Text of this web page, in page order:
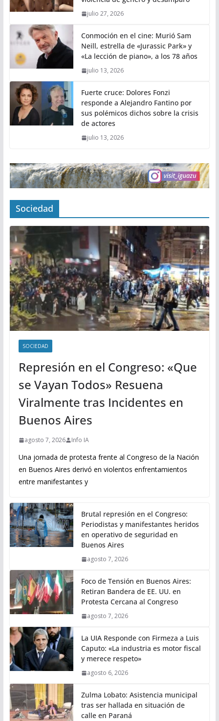
julio 27, 2026
Conmoción en el cine: Murió Sam
Neill, estrella de «Jurassic Park» y
«La lección de piano», a los 78 años
julio 13, 2026
Fuerte cruce: Dolores Fonzi
responde a Alejandro Fantino por
sus polémicos dichos sobre la crisis
de actores
julio 13, 2026
Sociedad
SOCIEDAD
Represión en el Congreso: «Que
se Vayan Todos» Resuena
Viralmente tras Incidentes en
Buenos Aires
agosto 7, 2026 Info IA
Una jornada de protesta frente al Congreso de la Nación
en Buenos Aires derivó en violentos enfrentamientos
entre manifestantes y
Brutal represión en el Congreso:
Periodistas y manifestantes heridos
en operativo de seguridad en
Buenos Aires
agosto 7, 2026
Foco de Tensión en Buenos Aires:
Retiran Bandera de EE. UU. en
Protesta Cercana al Congreso
agosto 7, 2026
La UIA Responde con Firmeza a Luis
Caputo: «La industria es motor fiscal
y merece respeto»
agosto 6, 2026
Zulma Lobato: Asistencia municipal
tras ser hallada en situación de
calle en Paraná